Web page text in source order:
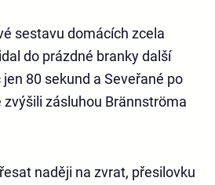
sestavu domácích zcela
do prázdné branky další
80 sekund a Seveřané po
zásluhou Brännströma
naději na zvrat, přesilovku